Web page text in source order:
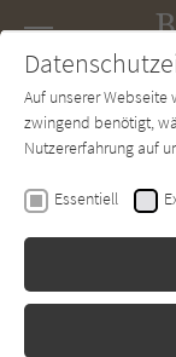
SUCHE
Romy
Auf unserer
zwingend benötigt,
Nutzererfahrung auf
Essentiell